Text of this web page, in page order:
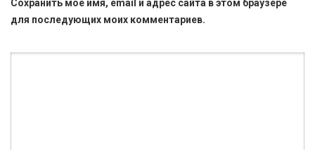
Сохранить моё имя, email и адрес сайта в этом браузере
для последующих моих комментариев.